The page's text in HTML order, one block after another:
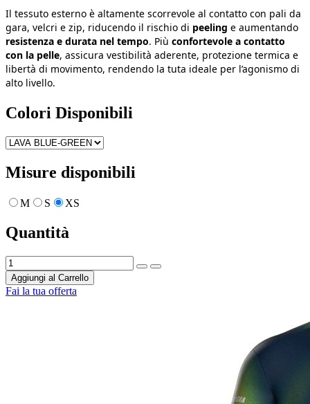
Il tessuto esterno è altamente scorrevole al contatto con pali da
gara, velcri e zip, riducendo il rischio di peeling e aumentando
resistenza e durata nel tempo. Più confortevole a contatto
con la pelle, assicura vestibilità aderente, protezione termica e
libertà di movimento, rendendo la tuta ideale per l’agonismo di
alto livello.
Colori Disponibili
Misure disponibili
M S XS
Quantità
Aggiungi al Carrello
Fai la tua offerta